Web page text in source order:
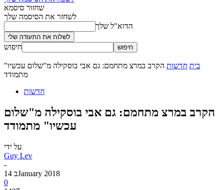
שחזור סיסמא
לשחזר את הסיסמה שלך
הדוא"ל שלך
חיפוש
בית חדשות הקרב במרצ מתחמם: גם אבי בוסקילה מ"שלום עכשיו"
מתמודד
חדשות
הקרב במרצ מתחמם: גם אבי בוסקילה מ"שלום
עכשיו" מתמודד
על ידי
Guy Lev
-
14 בJanuary 2018
0